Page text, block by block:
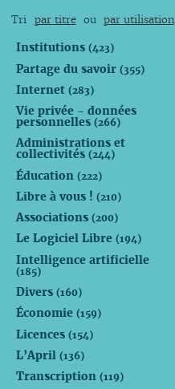
Tri par titre ou par utilisation
Institutions (423)
Partage du savoir (355)
Internet (283)
Vie privée - données
personnelles (266)
Administrations et
collectivités (244)
Éducation (222)
Libre à vous ! (210)
Associations (200)
Le Logiciel Libre (194)
Intelligence artificielle
(185)
Divers (160)
Économie (159)
Licences (154)
L’April (136)
Transcription (119)